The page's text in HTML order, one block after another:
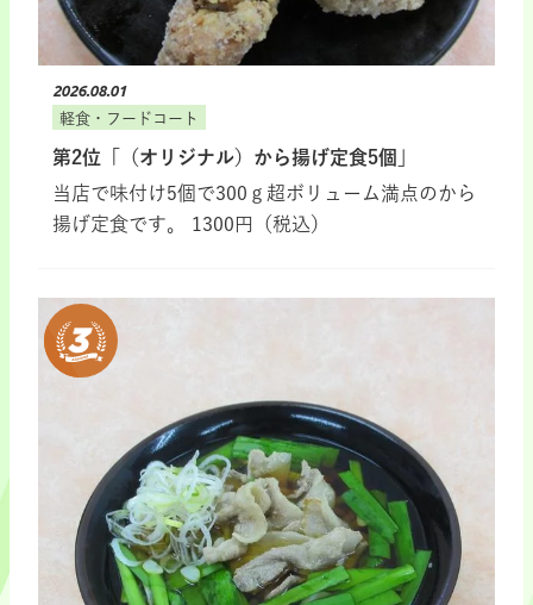
2026.08.01
軽食・フードコート
第2位「（オリジナル）から揚げ定食5個」
当店で味付け5個で300ｇ超ボリューム満点のから
揚げ定食です。 1300円（税込）